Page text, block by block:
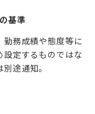
基準
勤務成績や態度等に
設定するものではな
途通知。